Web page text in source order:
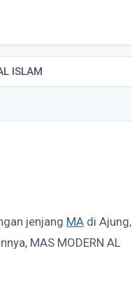
ISLAM
jenjang MA di Ajung,
MAS MODERN AL